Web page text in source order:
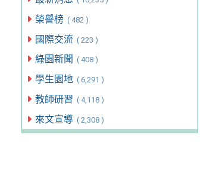
榮譽榜 ( 482 )
國際交流 ( 223 )
綠園新聞 ( 408 )
學生園地 ( 6,291 )
教師研習 ( 4,118 )
來文宣導 ( 2,308 )